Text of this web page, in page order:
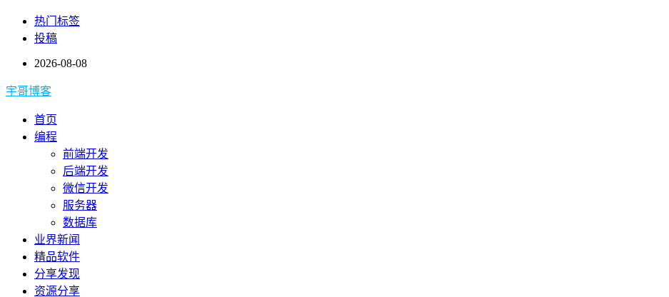
热门标签
投稿
2026-08-08
宇哥博客
首页
编程
前端开发
后端开发
微信开发
服务器
数据库
业界新闻
精品软件
分享发现
资源分享